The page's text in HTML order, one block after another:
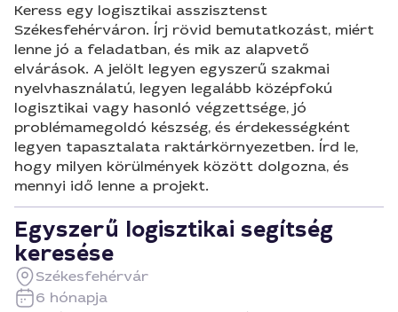
Keress egy logisztikai asszisztenst
Székesfehérváron. Írj rövid bemutatkozást, miért
lenne jó a feladatban, és mik az alapvető
elvárások. A jelölt legyen egyszerű szakmai
nyelvhasználatú, legyen legalább középfokú
logisztikai vagy hasonló végzettsége, jó
problémamegoldó készség, és érdekességként
legyen tapasztalata raktárkörnyezetben. Írd le,
hogy milyen körülmények között dolgozna, és
mennyi idő lenne a projekt.
Egyszerű logisztikai segítség
keresése
Székesfehérvár
6 hónapja